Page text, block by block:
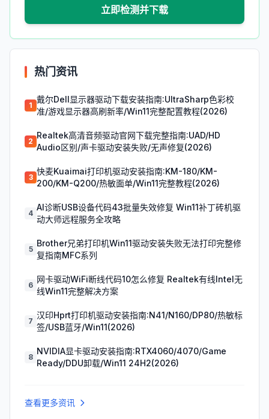
立即检测并下载
热门资讯
1
戴尔Dell显示器驱动下载安装指南:UltraSharp色彩校
准/游戏显示器高刷新率/Win11完整配置教程(2026)
2
Realtek高清音频驱动官网下载完整指南:UAD/HD
Audio区别/声卡驱动安装失败/无声修复(2026)
3
快麦Kuaimai打印机驱动安装指南:KM-180/KM-
200/KM-Q200/热敏面单/Win11完整教程(2026)
4
AI诊断USB设备代码43批量失效修复 Win11补丁砖机驱
动大师远程服务全攻略
5
Brother兄弟打印机Win11驱动安装失败无法打印完整修
复指南MFC系列
6
网卡驱动WiFi断线代码10怎么修复 Realtek有线Intel无
线Win11完整解决方案
7
汉印Hprt打印机驱动安装指南:N41/N160/DP80/热敏标
签/USB蓝牙/Win11(2026)
8
NVIDIA显卡驱动安装指南:RTX4060/4070/Game
Ready/DDU卸载/Win11 24H2(2026)
查看更多资讯